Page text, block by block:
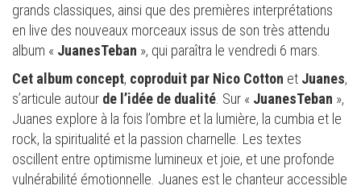
grands classiques, ainsi que des premières interprétations
en live des nouveaux morceaux issus de son très attendu
album « JuanesTeban », qui paraîtra le vendredi 6 mars.
Cet album concept, coproduit par Nico Cotton et Juanes,
s’articule autour de l’idée de dualité. Sur « JuanesTeban »,
Juanes explore à la fois l’ombre et la lumière, la cumbia et le
rock, la spiritualité et la passion charnelle. Les textes
oscillent entre optimisme lumineux et joie, et une profonde
vulnérabilité émotionnelle. Juanes est le chanteur accessible